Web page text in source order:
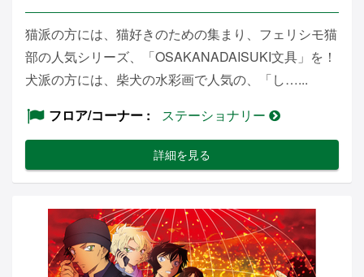
猫派の方には、猫好きのための集まり、フェリシモ猫
部の人気シリーズ、「OSAKANADAISUKI文具」を！
犬派の方には、柴犬の水彩画で人気の、「し…...
フロア/コーナー
ステーショナリー
詳細を見る